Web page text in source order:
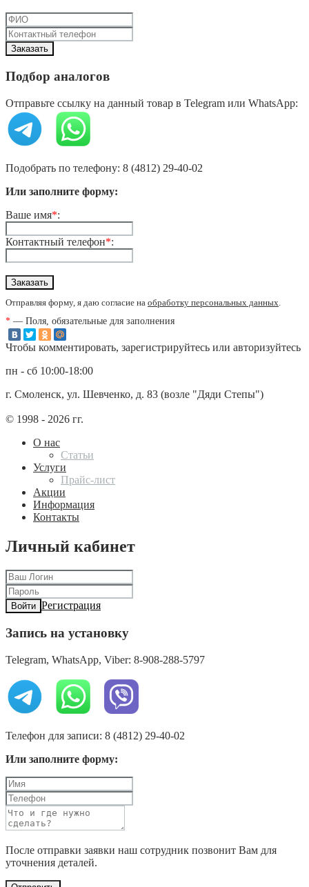
Подбор аналогов
Отправьте ссылку на данный товар в Telegram или WhatsApp:
Подобрать по телефону: 8 (4812) 29-40-02
Или заполните форму:
Ваше имя*:
Контактный телефон*:
Отправляя форму, я даю согласие на обработку персональных данных.
* — Поля, обязательные для заполнения
Чтобы комментировать, зарегистрируйтесь или авторизуйтесь
пн - сб 10:00-18:00
г. Смоленск, ул. Шевченко, д. 83 (возле "Дяди Степы")
© 1998 - 2026 гг.
О нас
Статьи
Услуги
Прайс-лист
Акции
Информация
Контакты
Личный кабинет
Войти Регистрация
Запись на установку
Telegram, WhatsApp, Viber: 8-908-288-5797
Телефон для записи: 8 (4812) 29-40-02
Или заполните форму:
После отправки заявки наш сотрудник позвонит Вам для
уточнения деталей.